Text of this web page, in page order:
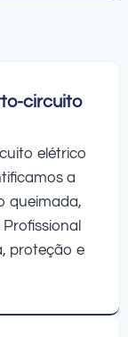
circuito
elétrico
a
queimada,
proteção e